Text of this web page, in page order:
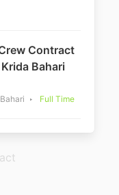
Contract
Bahari
Full Time